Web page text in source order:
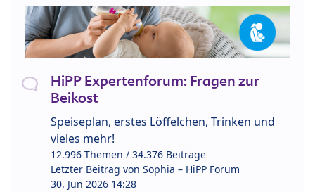
HiPP Expertenforum: Fragen zur
Beikost
Speiseplan, erstes Löffelchen, Trinken und
vieles mehr!
12.996 Themen / 34.376 Beiträge
Letzter Beitrag von Sophia – HiPP Forum
30. Jun 2026 14:28